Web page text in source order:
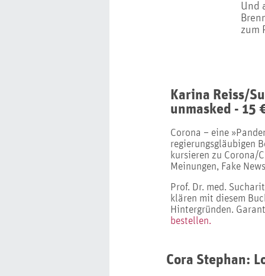
Und
zum
Karina Reiss/
unmasked - 15
Corona – eine
regierungsgläubigen
kursieren zu Corona/
Meinungen, Fake
Prof. Dr. med.
klären mit diesem
Hintergründen.
bestellen.
Cora Stephan: